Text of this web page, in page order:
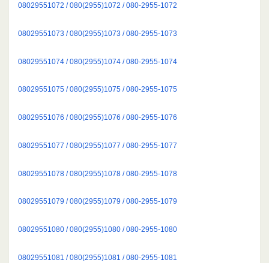
08029551072 / 080(2955)1072 / 080-2955-1072
08029551073 / 080(2955)1073 / 080-2955-1073
08029551074 / 080(2955)1074 / 080-2955-1074
08029551075 / 080(2955)1075 / 080-2955-1075
08029551076 / 080(2955)1076 / 080-2955-1076
08029551077 / 080(2955)1077 / 080-2955-1077
08029551078 / 080(2955)1078 / 080-2955-1078
08029551079 / 080(2955)1079 / 080-2955-1079
08029551080 / 080(2955)1080 / 080-2955-1080
08029551081 / 080(2955)1081 / 080-2955-1081